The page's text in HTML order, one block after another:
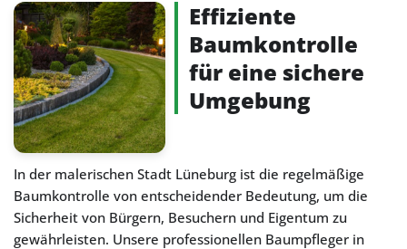
Effiziente
Baumkontrolle
für eine sichere
Umgebung
In der malerischen Stadt Lüneburg ist die regelmäßige
Baumkontrolle von entscheidender Bedeutung, um die
Sicherheit von Bürgern, Besuchern und Eigentum zu
gewährleisten. Unsere professionellen Baumpfleger in